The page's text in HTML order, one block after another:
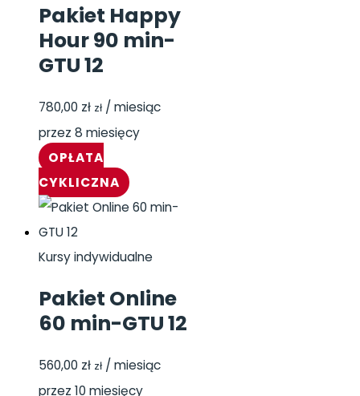
Pakiet Happy
Hour 90 min-
GTU 12
780,00 zł zł / miesiąc
przez 8 miesięcy
OPŁATA
CYKLICZNA
Kursy indywidualne
Pakiet Online
60 min-GTU 12
560,00 zł zł / miesiąc
przez 10 miesięcy